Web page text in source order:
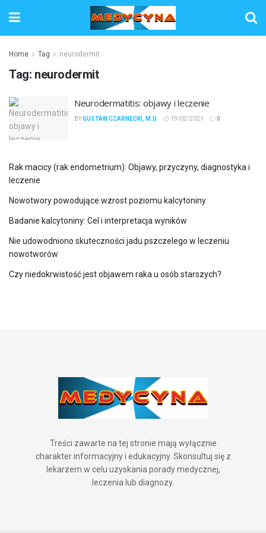
Home Tag neurodermit
Tag: neurodermit
Neurodermatitis: objawy i leczenie
BYGUSTAW CZARNECKI, M.D. 19/02/2021 0
Rak macicy (rak endometrium): Objawy, przyczyny, diagnostyka i
leczenie
Nowotwory powodujące wzrost poziomu kalcytoniny
Badanie kalcytoniny: Cel i interpretacja wyników
Nie udowodniono skuteczności jadu pszczelego w leczeniu
nowotworów
Czy niedokrwistość jest objawem raka u osób starszych?
Treści zawarte na tej stronie mają wyłącznie
charakter informacyjny i edukacyjny. Skonsultuj się z
lekarzem w celu uzyskania porady medycznej,
leczenia lub diagnozy.